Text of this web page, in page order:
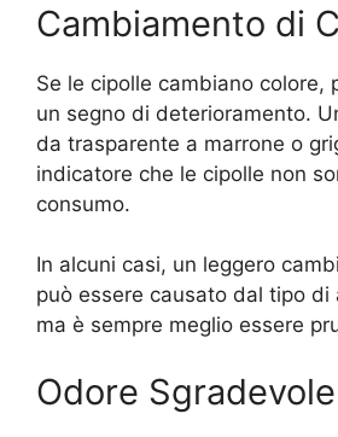
Cambiamento di
Se le cipolle cambiano colore,
un segno di deterioramento.
da trasparente a marrone o
indicatore che le cipolle non
consumo.
In alcuni casi, un leggero
può essere causato dal tipo di
ma è sempre meglio essere
Odore Sgradevole